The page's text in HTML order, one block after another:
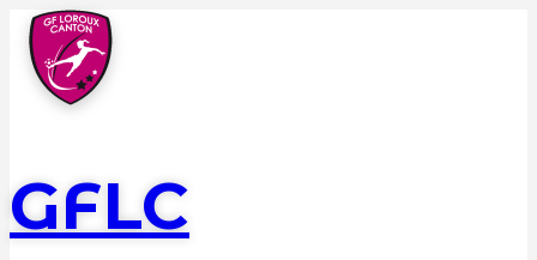
GFLC